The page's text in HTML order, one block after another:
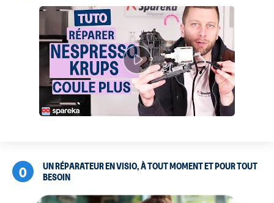
0
UN RÉPARATEUR EN VISIO, À TOUT MOMENT ET POUR TOUT
BESOIN